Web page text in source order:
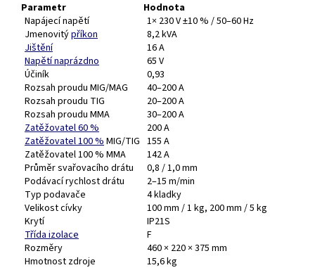
Parametr
Hodnota
Napájecí napětí
1× 230 V ±10 % / 50–60 Hz
Jmenovitýpříkon
8,2 kVA
Jištění
16 A
Napětí naprázdno
65 V
Účiník
0,93
Rozsah proudu MIG/MAG
40–200 A
Rozsah proudu TIG
20–200 A
Rozsah proudu MMA
30–200 A
Zatěžovatel 60 %
200 A
Zatěžovatel 100 %MIG/TIG 155 A
Zatěžovatel 100 % MMA
142 A
Průměr svařovacího drátu
0,8 / 1,0 mm
Podávací rychlost drátu
2–15 m/min
Typ podavače
4 kladky
Velikost cívky
100 mm / 1 kg, 200 mm / 5 kg
Krytí
IP21S
Třída izolace
F
Rozměry
460 × 220 × 375 mm
Hmotnost zdroje
15,6 kg